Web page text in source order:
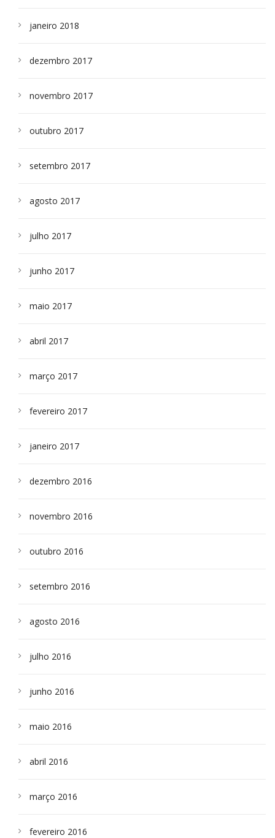
janeiro 2018
dezembro 2017
novembro 2017
outubro 2017
setembro 2017
agosto 2017
julho 2017
junho 2017
maio 2017
abril 2017
março 2017
fevereiro 2017
janeiro 2017
dezembro 2016
novembro 2016
outubro 2016
setembro 2016
agosto 2016
julho 2016
junho 2016
maio 2016
abril 2016
março 2016
fevereiro 2016